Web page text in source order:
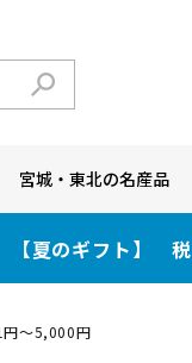
宮城・東北の名産品
【夏のギフト】
～5,000円